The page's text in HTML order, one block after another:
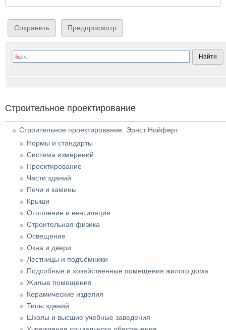
Строительное проектирование
Строительное проектирование. Эрнст Нойферт
Нормы и стандарты
Система измерений
Проектирование
Части зданий
Печи и камины
Крыши
Отопление и вентиляция
Строительная физика
Освещение
Окна и двери
Лестницы и подъёмники
Подсобные и хозяйственные помещения жилого дома
Жилые помещения
Керамические изделия
Типы зданий
Школы и высшие учебные заведения